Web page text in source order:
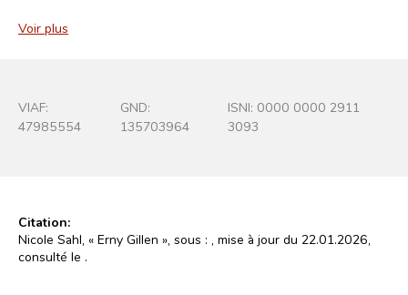
Voir plus
VIAF:
47985554
GND:
135703964
ISNI: 0000 0000 2911
3093
Citation:
Nicole Sahl, « Erny Gillen », sous : , mise à jour du 22.01.2026,
consulté le .